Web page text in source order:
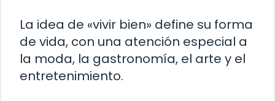
La idea de «vivir bien» define su forma
de vida, con una atención especial a
la moda, la gastronomía, el arte y el
entretenimiento.